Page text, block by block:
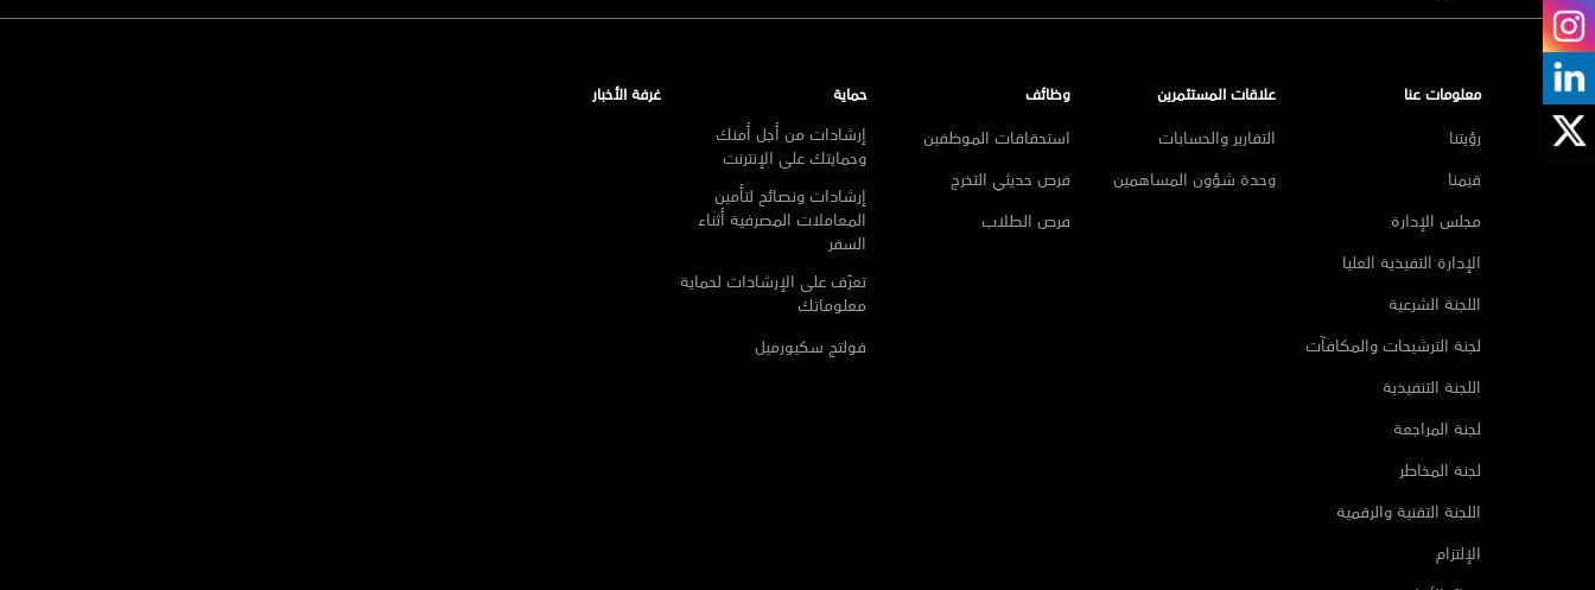
معلومات عنا
رؤيتنا
قيمنا
مجلس الإدارة
الإدارة التفيذية العليا
اللجنة الشرعية
لجنة الترشيحات والمكافآت
اللجنة التنفيذية
لجنة المراجعة
لجنة المخاطر
اللجنة التقنية والرقمية
الإلتزام
علاقات المستثمرين
التقارير والحسابات
وحدة شؤون المساهمين
وظائف
استحقاقات الموظفين
فرص حديثي التخرج
فرص الطلاب
حماية
إرشادات من أجل أمنك
وحمايتك على الإنترنت
إرشادات ونصائح لتأمين
المعاملات المصرفية أثناء
السفر
تعرّف على الإرشادات لحماية
معلوماتك
فولتج سكيورميل
غرفة الأخبار